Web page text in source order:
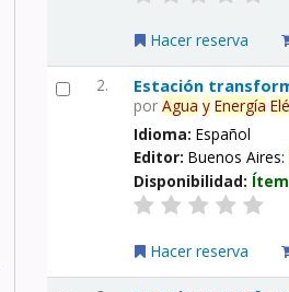
Hacer reserva
2. Estación
porAgua y Energía
Idioma:Español
Editor:Buenos Aires:
Disponibilidad:
Hacer reserva